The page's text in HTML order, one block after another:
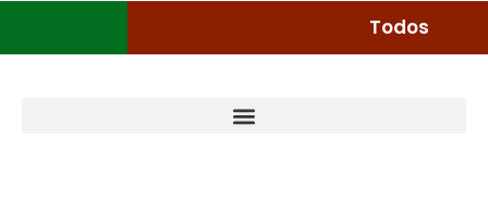
Todos